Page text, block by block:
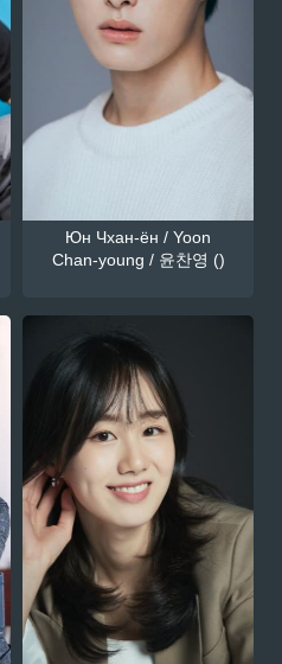
Юн Чхан-ён / Yoon
Chan-young / 윤찬영 ()